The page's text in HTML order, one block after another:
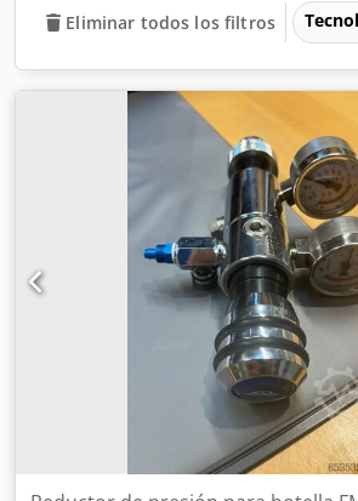
Eliminar todos los filtros